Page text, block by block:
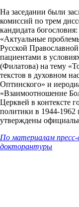
На заседании были
комиссий по трем
кандидата
«Актуальные
Русской
пациентами в
(Филатова) на тему
текстов в духовном
Оптинского» и
«Взаимоотношение
Церквей в контексте
политики в 1944-1962
утверждены
По материалам
докторантуры